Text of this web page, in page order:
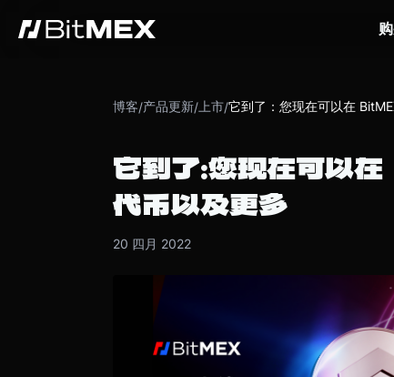
博客/产品更新/上市/它到了：您现在可以在
它到了：您现在可
代币以及更多
20 四月 2022